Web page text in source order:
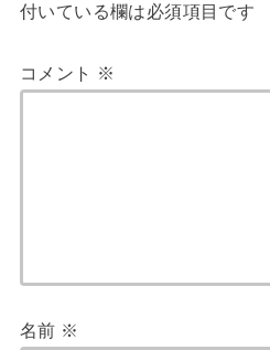
付いている欄は必須項目です
コメント ※
名前 ※